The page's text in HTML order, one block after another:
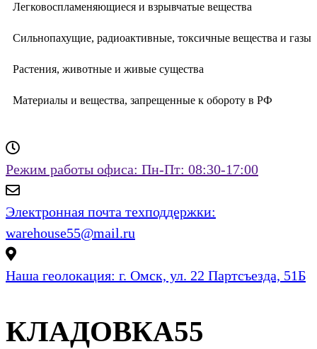
Легковоспламеняющиеся и взрывчатые вещества
Сильнопахущие, радиоактивные, токсичные вещества и газы
Растения, животные и живые существа
Материалы и вещества, запрещенные к обороту в РФ
Режим работы офиса: Пн-Пт: 08:30-17:00
Электронная почта техподдержки:
warehouse55@mail.ru
Наша геолокация: г. Омск, ул. 22 Партсъезда, 51Б
КЛАДОВКА55